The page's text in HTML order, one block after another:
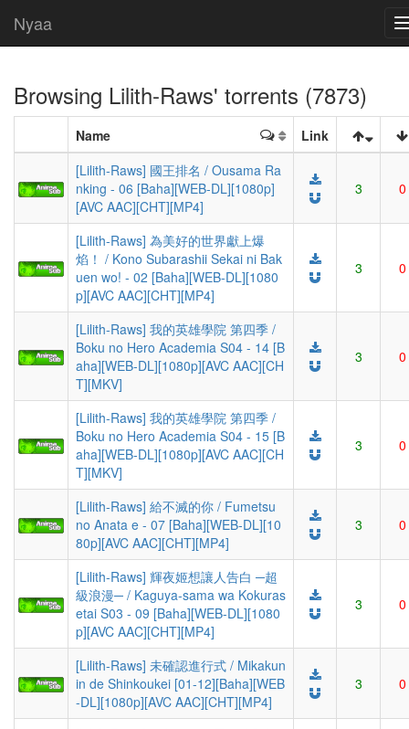
Nyaa
Browsing Lilith-Raws' torrents (7873)
Name
Link
[Lilith-Raws] 國王排名 / Ousama Ra
nking - 06 [Baha][WEB-DL][1080p]
[AVC AAC][CHT][MP4]
3 0
[Lilith-Raws] 為美好的世界獻上爆
焰！ / Kono Subarashii Sekai ni Bak
uen wo! - 02 [Baha][WEB-DL][1080
p][AVC AAC][CHT][MP4]
3 0
[Lilith-Raws] 我的英雄學院 第四季 /
Boku no Hero Academia S04 - 14 [B
aha][WEB-DL][1080p][AVC AAC][CH
T][MKV]
3 0
[Lilith-Raws] 我的英雄學院 第四季 /
Boku no Hero Academia S04 - 15 [B
aha][WEB-DL][1080p][AVC AAC][CH
T][MKV]
3 0
[Lilith-Raws] 給不滅的你 / Fumetsu
no Anata e - 07 [Baha][WEB-DL][10
80p][AVC AAC][CHT][MP4]
3 0
[Lilith-Raws] 輝夜姬想讓人告白 ─超
級浪漫─ / Kaguya-sama wa Kokuras
etai S03 - 09 [Baha][WEB-DL][1080
p][AVC AAC][CHT][MP4]
3 0
[Lilith-Raws] 未確認進行式 / Mikakun
in de Shinkoukei [01-12][Baha][WEB
-DL][1080p][AVC AAC][CHT][MP4]
3 0